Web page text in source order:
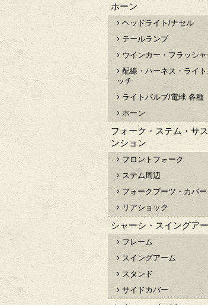
ホーン
ヘッドライト/ナセル
テールランプ
ウインカー・フラッシャ
配線・ハーネス・ライト
ッチ
ライトバルブ/電球 各種
ホーン
フォーク・ステム・サ
ンション
フロントフォーク
ステム周辺
フォークブーツ・カバー
リアショック
シャーシ・スイングア
フレーム
スイングアーム
スタンド
サイドカバー